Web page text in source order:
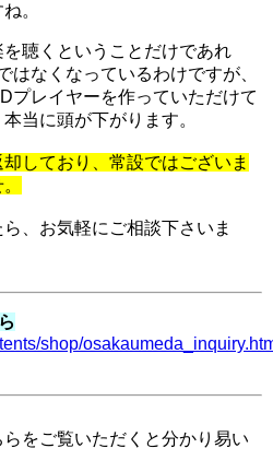
。
聴くということだけであれ
はなくなっているわけですが、
プレイヤーを作っていただけて
当に頭が下がります。
しており、常設ではございま
、お気軽にご相談下さいま
shop/
をご覧いただくと分かり易い